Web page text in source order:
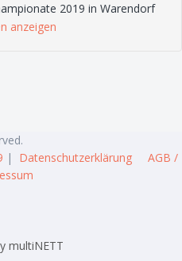
2019 in Warendorf
anzeigen
Rights Reserved.
| Datenschutzerklärung
AGB /
multiNETT